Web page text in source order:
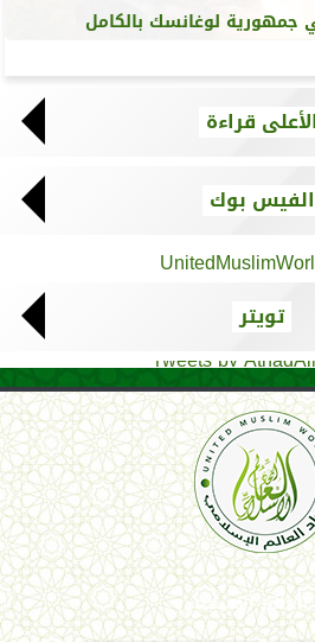
جمهورية لوغانسك بالكامل
الأعلى قراءة
الفيس بوك
تويتر
Tweets by
العالم الإسلامي